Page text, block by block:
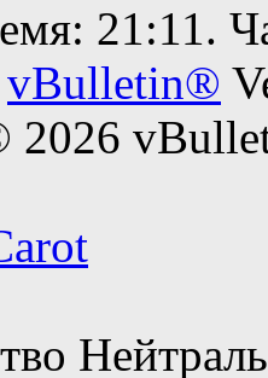
21:11.
vBulletin®
2026